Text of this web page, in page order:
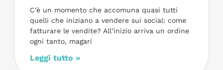
C’è un momento che accomuna quasi tutti
quelli che iniziano a vendere sui social: come
fatturare le vendite? All’inizio arriva un ordine
ogni tanto, magari
Leggi tutto »